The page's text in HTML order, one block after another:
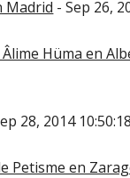
Madrid - Sep 26,
Hüma en
28, 2014
Petisme en